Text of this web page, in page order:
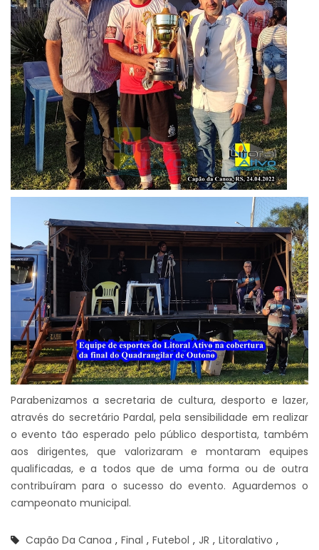
Parabenizamos a secretaria de cultura, desporto e lazer,
através do secretário Pardal, pela sensibilidade em realizar
o evento tão esperado pelo público desportista, também
aos dirigentes, que valorizaram e montaram equipes
qualificadas, e a todos que de uma forma ou de outra
contribuíram para o sucesso do evento. Aguardemos o
campeonato municipal.
Capão Da Canoa , Final , Futebol , JR , Litoralativo ,